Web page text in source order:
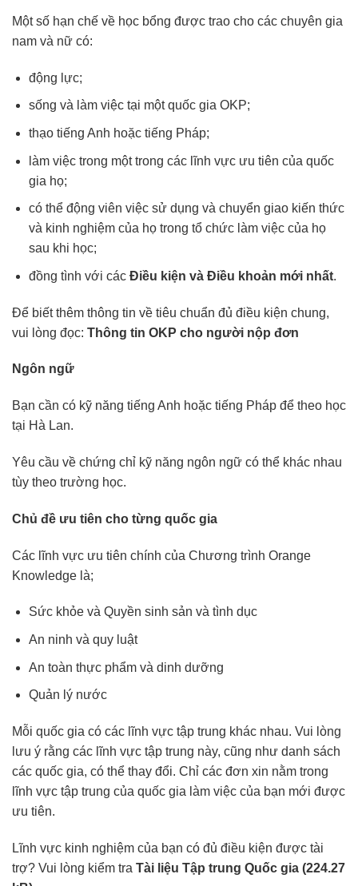
Một số hạn chế về học bổng được trao cho các chuyên gia
nam và nữ có:
động lực;
sống và làm việc tại một quốc gia OKP;
thạo tiếng Anh hoặc tiếng Pháp;
làm việc trong một trong các lĩnh vực ưu tiên của quốc
gia họ;
có thể động viên việc sử dụng và chuyển giao kiến thức
và kinh nghiệm của họ trong tổ chức làm việc của họ
sau khi học;
đồng tình với các Điều kiện và Điều khoản mới nhất.
Để biết thêm thông tin về tiêu chuẩn đủ điều kiện chung,
vui lòng đọc: Thông tin OKP cho người nộp đơn
Ngôn ngữ
Bạn cần có kỹ năng tiếng Anh hoặc tiếng Pháp để theo học
tại Hà Lan.
Yêu cầu về chứng chỉ kỹ năng ngôn ngữ có thể khác nhau
tùy theo trường học.
Chủ đề ưu tiên cho từng quốc gia
Các lĩnh vực ưu tiên chính của Chương trình Orange
Knowledge là;
Sức khỏe và Quyền sinh sản và tình dục
An ninh và quy luật
An toàn thực phẩm và dinh dưỡng
Quản lý nước
Mỗi quốc gia có các lĩnh vực tập trung khác nhau. Vui lòng
lưu ý rằng các lĩnh vực tập trung này, cũng như danh sách
các quốc gia, có thể thay đổi. Chỉ các đơn xin nằm trong
lĩnh vực tập trung của quốc gia làm việc của bạn mới được
ưu tiên.
Lĩnh vực kinh nghiệm của bạn có đủ điều kiện được tài
trợ? Vui lòng kiểm tra Tài liệu Tập trung Quốc gia (224.27